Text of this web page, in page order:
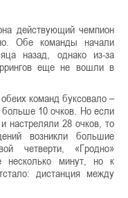
действующий чемпион
Обе команды начали
назад, однако из-за
еще не вошли в
команд буксовало –
10 очков. Но если
настреляли 28 очков, то
возникли большие
четверти, «Гродно»
несколько минут, но к
дистанция между